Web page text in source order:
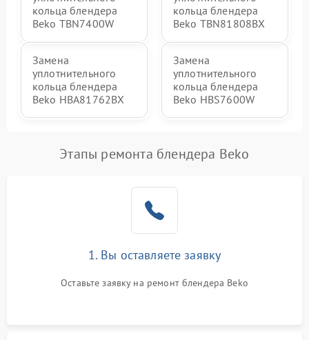
кольца блендера
Beko TBN7400W
кольца блендера
Beko TBN81808BX
Замена
уплотнительного
кольца блендера
Beko HBA81762BX
Замена
уплотнительного
кольца блендера
Beko HBS7600W
Этапы ремонта блендера Beko
1. Вы оставляете заявку
Оставьте заявку на ремонт блендера Beko